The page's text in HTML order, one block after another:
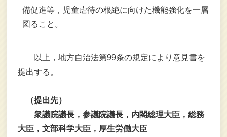
備促進等，児童虐待の根絶に向けた機能強化を一層
図ること。
以上，地方自治法第99条の規定により意見書を
提出する。
（提出先）
衆議院議長，参議院議長，内閣総理大臣，総務
大臣，文部科学大臣，厚生労働大臣